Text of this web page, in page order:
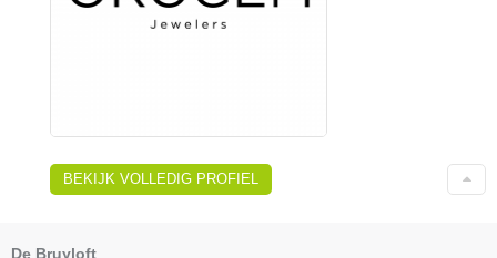
BEKIJK VOLLEDIG PROFIEL
De Bruyloft